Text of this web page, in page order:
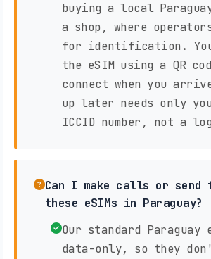
buying a local
a shop, where
for identification.
the eSIM using a QR
connect when you
up later needs only
ICCID number, not a
Can I make calls or
these eSIMs in Paraguay?
Our standard Paraguay
data-only, so they